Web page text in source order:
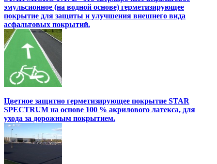
эмульсионное (на водной основе) герметизирующее
покрытие для защиты и улучшения внешнего вида
асфальтовых покрытий.
Цветное защитно герметизирующее покрытие STAR
SPECTRUM на основе 100 % акрилового латекса, для
ухода за дорожным покрытием.